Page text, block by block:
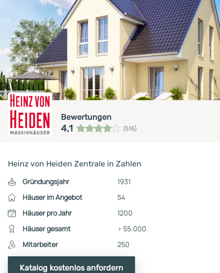
Bewertungen
4,1 (516)
Heinz von Heiden Zentrale in Zahlen
Gründungsjahr
1931
Häuser im Angebot
54
Häuser pro Jahr
1200
Häuser gesamt
> 55.000
Mitarbeiter
250
Katalog kostenlos anfordern